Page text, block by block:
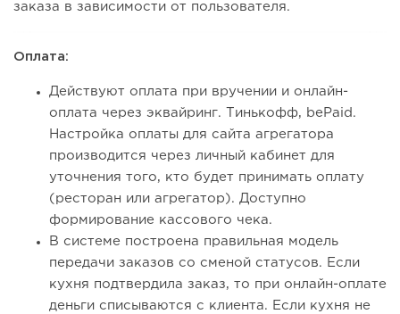
заказа в зависимости от пользователя.
Оплата:
Действуют оплата при вручении и онлайн-
оплата через эквайринг. Тинькофф, bePaid.
Настройка оплаты для сайта агрегатора
производится через личный кабинет для
уточнения того, кто будет принимать оплату
(ресторан или агрегатор). Доступно
формирование кассового чека.
В системе построена правильная модель
передачи заказов со сменой статусов. Если
кухня подтвердила заказ, то при онлайн-оплате
деньги списываются с клиента. Если кухня не